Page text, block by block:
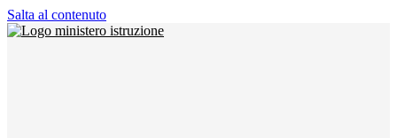
Salta al contenuto